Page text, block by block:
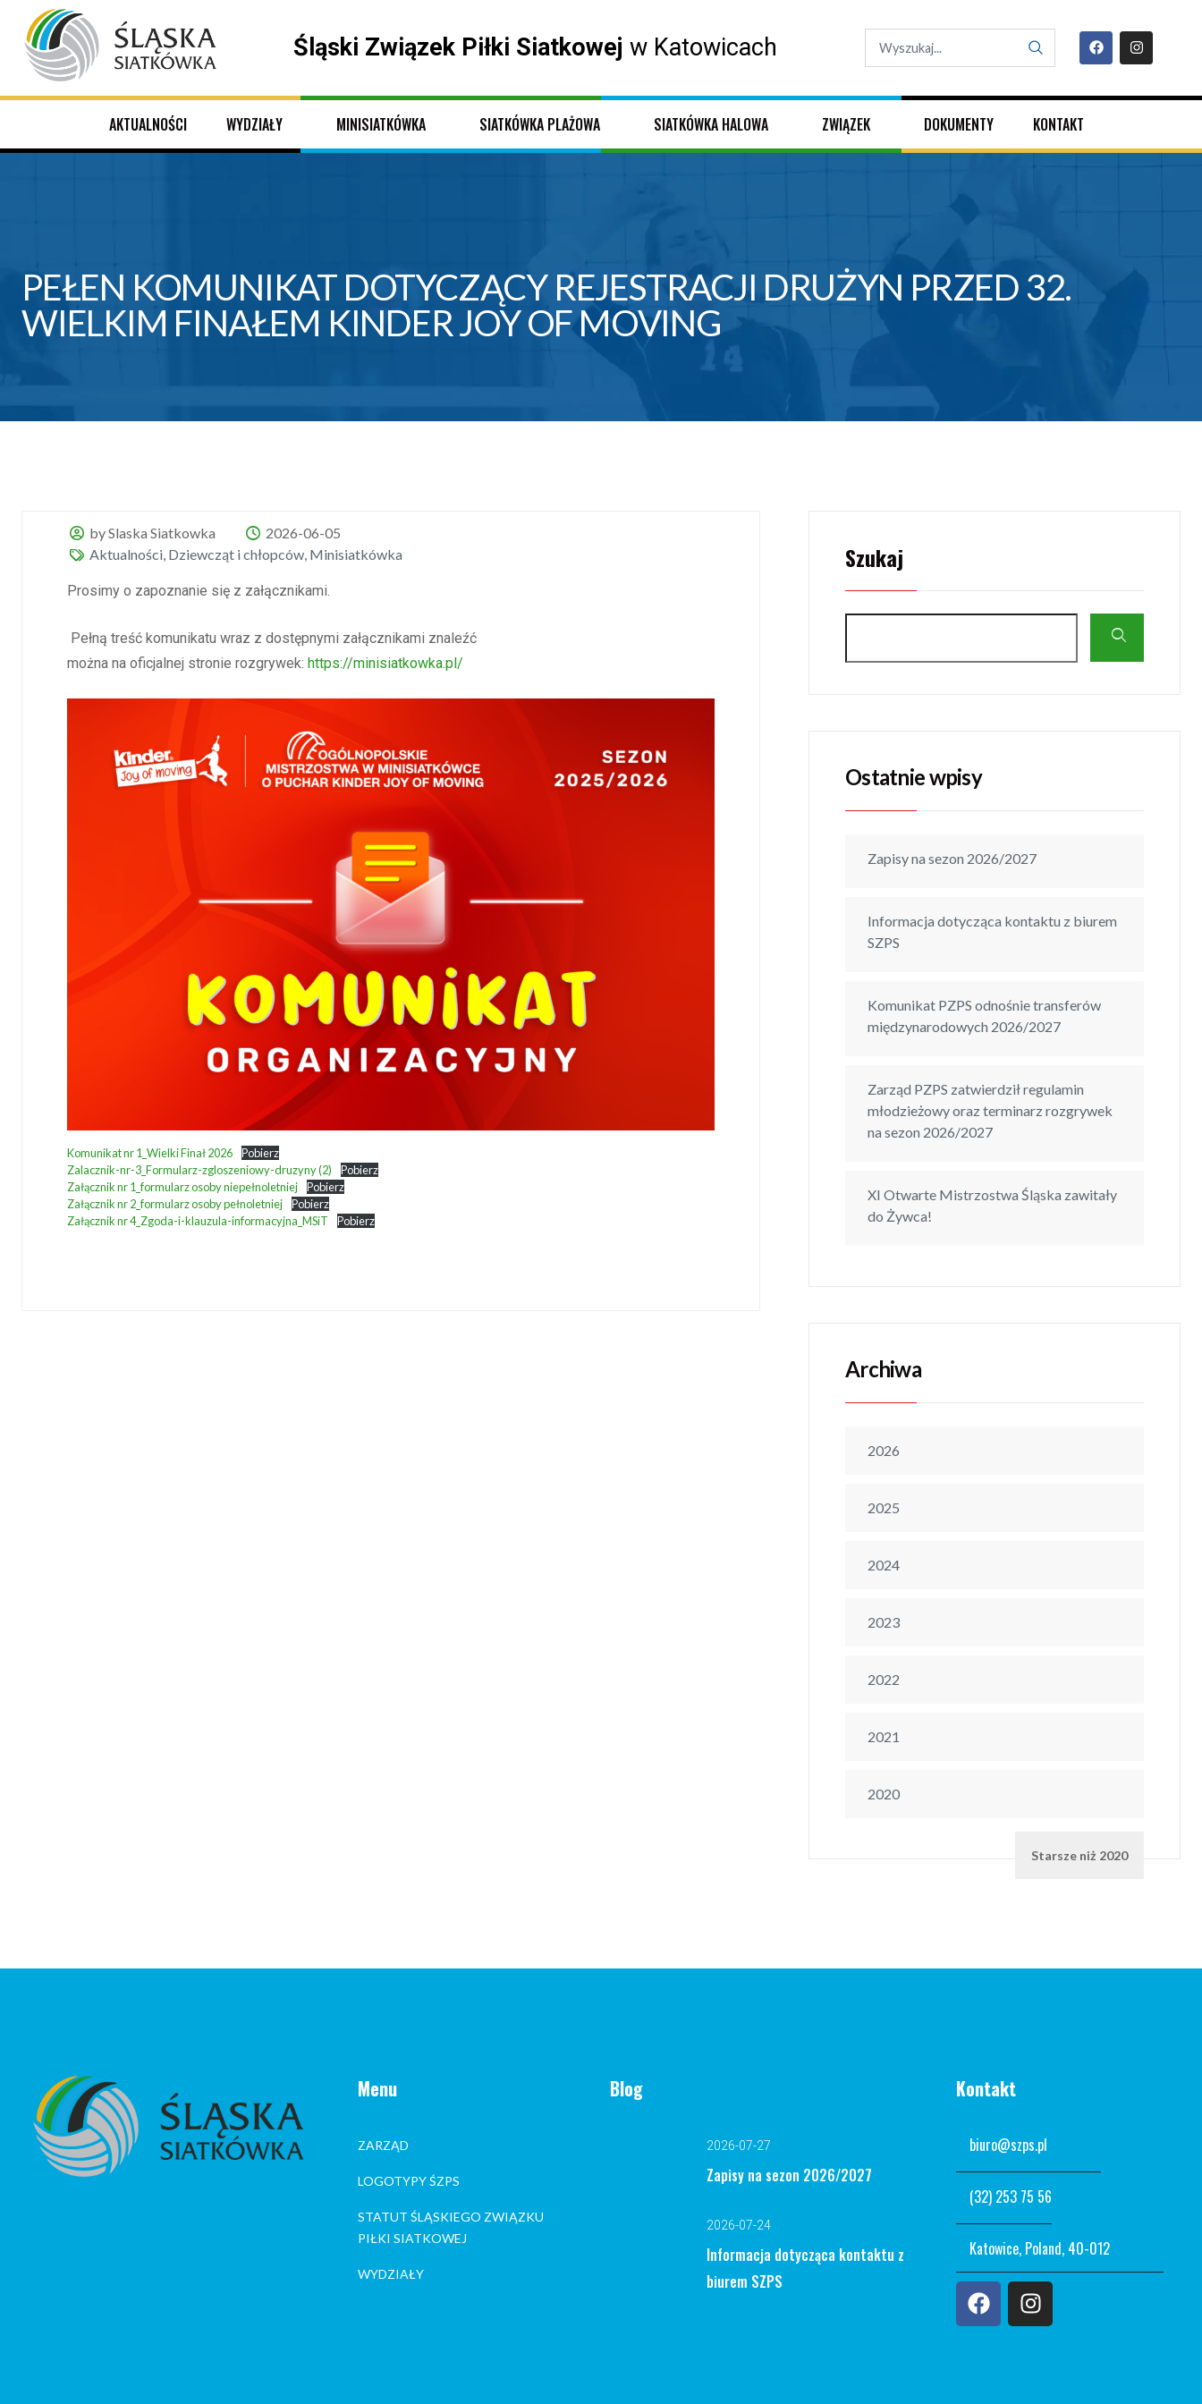
Śląski Związek Piłki Siatkowej w Katowicach
AKTUALNOŚCI WYDZIAŁY MINISIATKÓWKA SIATKÓWKA PLAŻOWA SIATKÓWKA HALOWA ZWIĄZEK DOKUMENTY KONTAKT
PEŁEN KOMUNIKAT DOTYCZĄCY REJESTRACJI DRUŻYN PRZED 32.
WIELKIM FINAŁEM KINDER JOY OF MOVING
by Slaska Siatkowka
2026-06-05
Aktualności Dziewcząt i chłopców Minisiatkówka
Prosimy o zapoznanie się z załącznikami.
Pełną treść komunikatu wraz z dostępnymi załącznikami znaleźć
można na oficjalnej stronie rozgrywek: https://minisiatkowka.pl/
Komunikat nr 1_Wielki Finał 2026
Pobierz
Zalacznik-nr-3_Formularz-zgloszeniowy-druzyny (2)
Pobierz
Załącznik nr 1_formularz osoby niepełnoletniej
Pobierz
Załącznik nr 2_formularz osoby pełnoletniej
Pobierz
Załącznik nr 4_Zgoda-i-klauzula-informacyjna_MSiT
Pobierz
Szukaj
Ostatnie wpisy
Zapisy na sezon 2026/2027
Informacja dotycząca kontaktu z biurem
SZPS
Komunikat PZPS odnośnie transferów
międzynarodowych 2026/2027
Zarząd PZPS zatwierdził regulamin
młodzieżowy oraz terminarz rozgrywek
na sezon 2026/2027
XI Otwarte Mistrzostwa Śląska zawitały
do Żywca!
Archiwa
2026
2025
2024
2023
2022
2021
2020
Starsze niż 2020
Menu
ZARZĄD
LOGOTYPY ŚZPS
STATUT ŚLĄSKIEGO ZWIĄZKU
PIŁKI SIATKOWEJ
WYDZIAŁY
Blog
2026-07-27
Zapisy na sezon 2026/2027
2026-07-24
Informacja dotycząca kontaktu z
biurem SZPS
Kontakt
biuro@szps.pl
(32) 253 75 56
Katowice, Poland, 40-012